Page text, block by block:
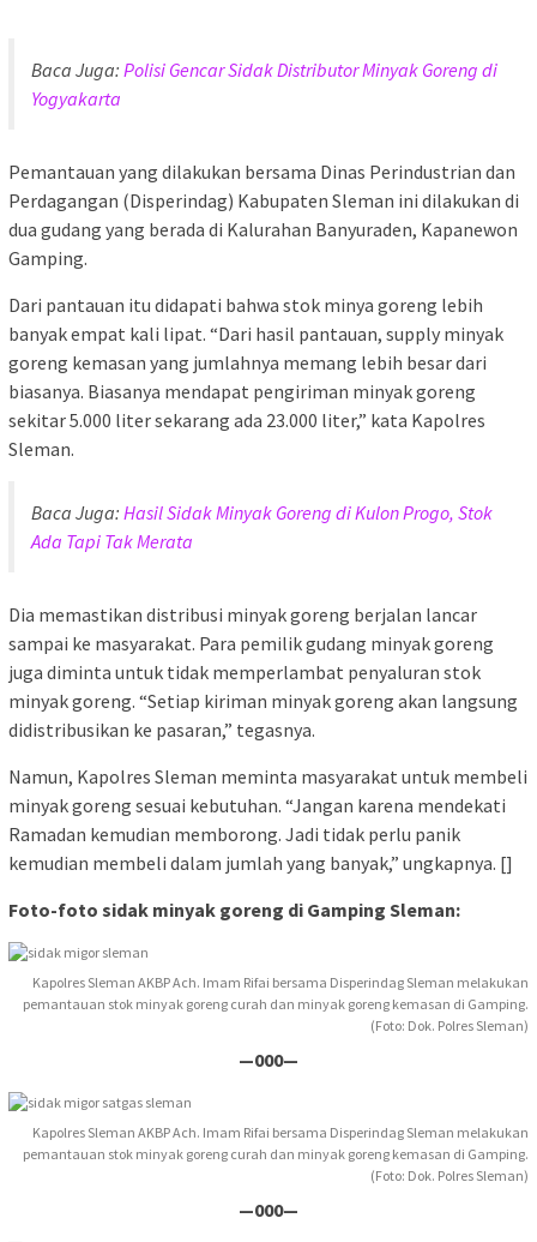
Baca Juga: Polisi Gencar Sidak Distributor Minyak Goreng di
Yogyakarta
Pemantauan yang dilakukan bersama Dinas Perindustrian dan
Perdagangan (Disperindag) Kabupaten Sleman ini dilakukan di
dua gudang yang berada di Kalurahan Banyuraden, Kapanewon
Gamping.
Dari pantauan itu didapati bahwa stok minya goreng lebih
banyak empat kali lipat. “Dari hasil pantauan, supply minyak
goreng kemasan yang jumlahnya memang lebih besar dari
biasanya. Biasanya mendapat pengiriman minyak goreng
sekitar 5.000 liter sekarang ada 23.000 liter,” kata Kapolres
Sleman.
Baca Juga: Hasil Sidak Minyak Goreng di Kulon Progo, Stok
Ada Tapi Tak Merata
Dia memastikan distribusi minyak goreng berjalan lancar
sampai ke masyarakat. Para pemilik gudang minyak goreng
juga diminta untuk tidak memperlambat penyaluran stok
minyak goreng. “Setiap kiriman minyak goreng akan langsung
didistribusikan ke pasaran,” tegasnya.
Namun, Kapolres Sleman meminta masyarakat untuk membeli
minyak goreng sesuai kebutuhan. “Jangan karena mendekati
Ramadan kemudian memborong. Jadi tidak perlu panik
kemudian membeli dalam jumlah yang banyak,” ungkapnya. []
Foto-foto sidak minyak goreng di Gamping Sleman:
Kapolres Sleman AKBP Ach. Imam Rifai bersama Disperindag Sleman melakukan
pemantauan stok minyak goreng curah dan minyak goreng kemasan di Gamping.
(Foto: Dok. Polres Sleman)
—000—
Kapolres Sleman AKBP Ach. Imam Rifai bersama Disperindag Sleman melakukan
pemantauan stok minyak goreng curah dan minyak goreng kemasan di Gamping.
(Foto: Dok. Polres Sleman)
—000—